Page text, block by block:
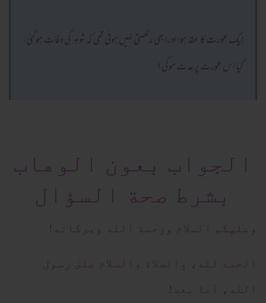
ایک عورت کا عقد ہوا اور ابھی رخصتی نہیں ہوئی تھی کہ شوہر کی وفات ہو گئی،
کیا اس عورت پر عدت ہو گی؟
الجواب بعون الوهاب
بشرط صحة السؤال
وعلیکم السلام ورحمة الله وبرکاته!
الحمد لله، والصلاة والسلام علىٰ رسول
الله، أما بعد!